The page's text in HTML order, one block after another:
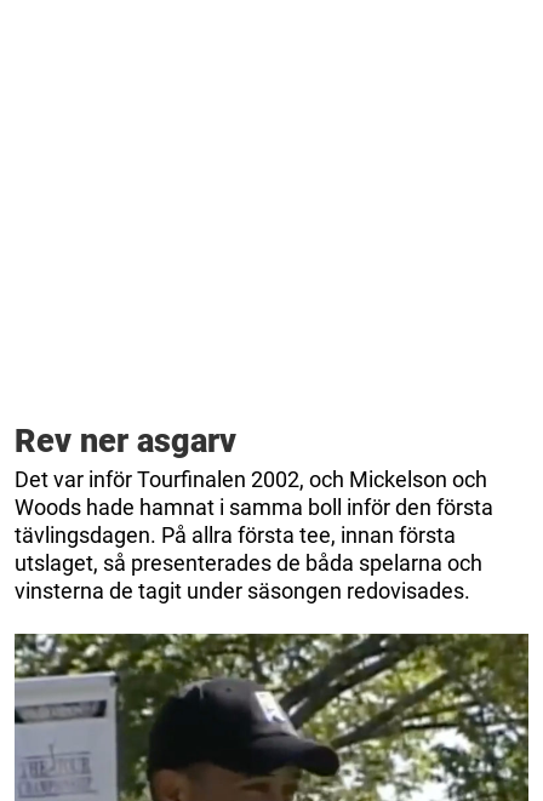
Rev ner asgarv
Det var inför Tourfinalen 2002, och Mickelson och
Woods hade hamnat i samma boll inför den första
tävlingsdagen. På allra första tee, innan första
utslaget, så presenterades de båda spelarna och
vinsterna de tagit under säsongen redovisades.